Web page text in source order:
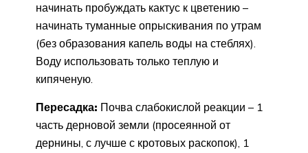
начинать пробуждать кактус к цветению –
начинать туманные опрыскивания по утрам
(без образования капель воды на стеблях).
Воду использовать только теплую и
кипяченую.
Пересадка: Почва слабокислой реакции – 1
часть дерновой земли (просеянной от
дернины, с лучше с кротовых раскопок), 1